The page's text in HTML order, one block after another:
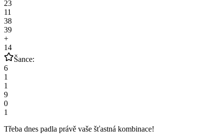
23
11
38
39
+
14
Šance:
6
1
1
9
0
1
Třeba dnes padla právě vaše šťastná kombinace!